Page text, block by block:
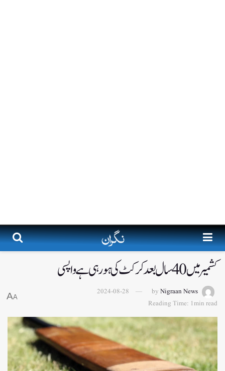
کشمیر میں 40 سال بعد کرکٹ کی ہورہی ہے واپسی
by Nigraan News
2024-08-28
Reading Time: 1min read
A
A